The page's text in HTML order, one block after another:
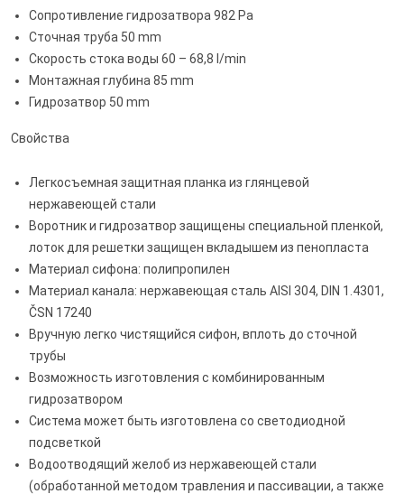
Сопротивление гидрозатвора 982 Pa
Сточная труба 50 mm
Скорость стока воды 60 – 68,8 l/min
Монтажная глубина 85 mm
Гидрозатвор 50 mm
Свойства
Легкосъемная защитная планка из глянцевой
нержавеющей стали
Воротник и гидрозатвор защищены специальной пленкой,
лоток для решетки защищен вкладышем из пенопласта
Материал сифона: полипропилен
Материал канала: нержавеющая сталь AISI 304, DIN 1.4301,
ČSN 17240
Вручную легко чистящийся сифон, вплоть до сточной
трубы
Возможность изготовления с комбинированным
гидрозатвором
Система может быть изготовлена со светодиодной
подсветкой
Водоотводящий желоб из нержавеющей стали
(обработанной методом травления и пассивации, а также